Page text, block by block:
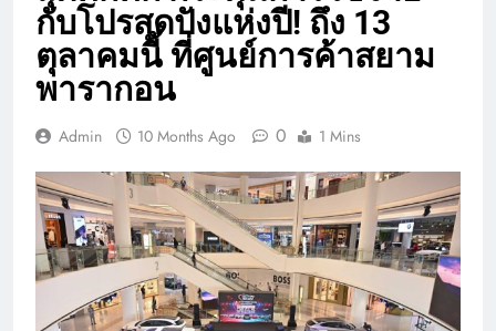
กับโปรสุดปังแห่งปี! ถึง 13
ตุลาคมนี้ ที่ศูนย์การค้าสยาม
พารากอน
Admin 10 Months Ago 0 1 Mins